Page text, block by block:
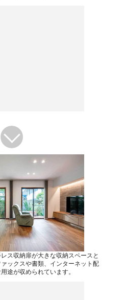
ス収納扉が大きな収納スペースと
ックスや書類、インターネット配
途が収められています。